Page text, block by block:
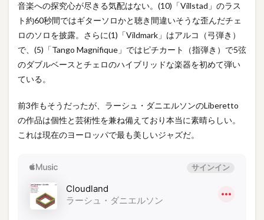
音楽への探究心が尽きる気配はない。(10)「Villstad」のラス
ト約60秒間ではギターソロかと聴き間違いそうな歪んだチェ
ロのソロを披露。さらに(1)「Vildmark」はアルコ（弓弾き）
で、(5)「Tango Magnifique」ではピチカート（指弾き）で5弦
のダブルベースとチェロのハイブリッドな楽器を初めて弾い
ている。
前3作もそうだったが、ラーシュ・ダニエルソンのLiberetto
の作品は個性と芸術性を兼ね備えており本当に素晴らしい。
これは現在のヨーロッパで最も美しいジャズだ。